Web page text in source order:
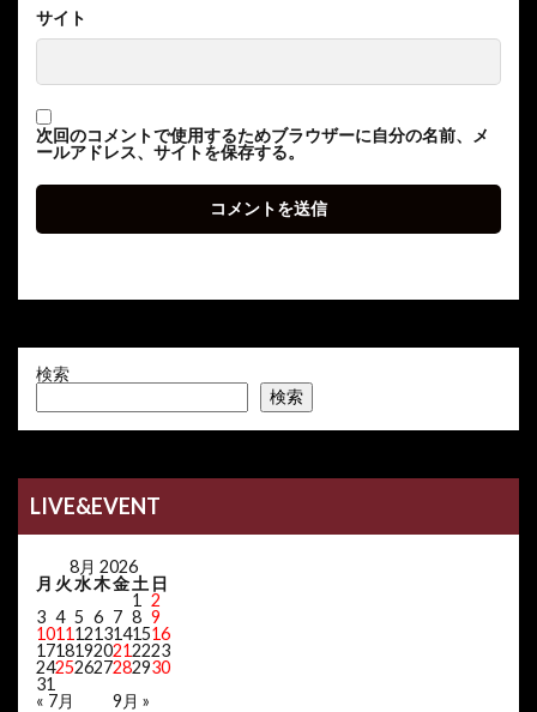
サイト
次回のコメントで使用するためブラウザーに自分の名前、メ
ールアドレス、サイトを保存する。
検索
検索
LIVE&EVENT
8月 2026
月 火水木金土 日
1 2
3 4 5 6 7 8 9
10111213141516
17181920212223
24252627282930
31
« 7月
9月 »